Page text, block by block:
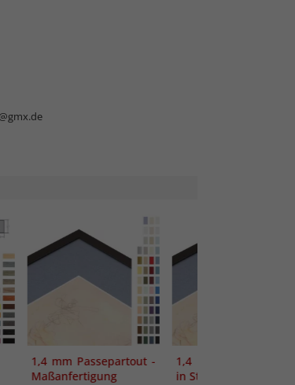
1,4 mm Passepartout -
Maßanfertigung
1,4 mm
in Standardgrößen